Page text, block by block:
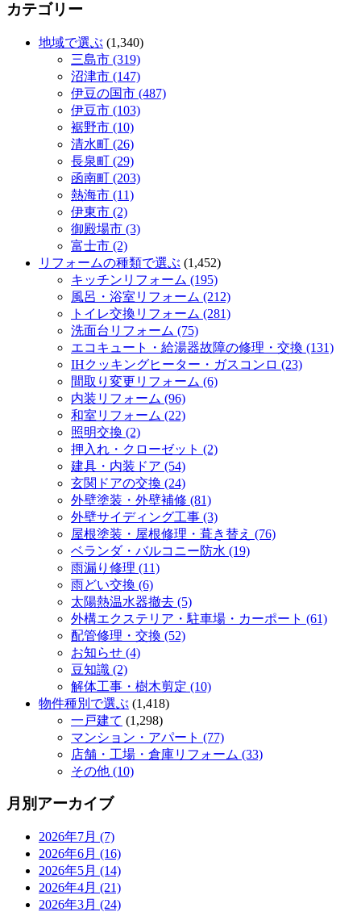
カテゴリー
地域で選ぶ (1,340)
三島市 (319)
沼津市 (147)
伊豆の国市 (487)
伊豆市 (103)
裾野市 (10)
清水町 (26)
長泉町 (29)
函南町 (203)
熱海市 (11)
伊東市 (2)
御殿場市 (3)
富士市 (2)
リフォームの種類で選ぶ (1,452)
キッチンリフォーム (195)
風呂・浴室リフォーム (212)
トイレ交換リフォーム (281)
洗面台リフォーム (75)
エコキュート・給湯器故障の修理・交換 (131)
IHクッキングヒーター・ガスコンロ (23)
間取り変更リフォーム (6)
内装リフォーム (96)
和室リフォーム (22)
照明交換 (2)
押入れ・クローゼット (2)
建具・内装ドア (54)
玄関ドアの交換 (24)
外壁塗装・外壁補修 (81)
外壁サイディング工事 (3)
屋根塗装・屋根修理・葺き替え (76)
ベランダ・バルコニー防水 (19)
雨漏り修理 (11)
雨どい交換 (6)
太陽熱温水器撤去 (5)
外構エクステリア・駐車場・カーポート (61)
配管修理・交換 (52)
お知らせ (4)
豆知識 (2)
解体工事・樹木剪定 (10)
物件種別で選ぶ (1,418)
一戸建て (1,298)
マンション・アパート (77)
店舗・工場・倉庫リフォーム (33)
その他 (10)
月別アーカイブ
2026年7月 (7)
2026年6月 (16)
2026年5月 (14)
2026年4月 (21)
2026年3月 (24)